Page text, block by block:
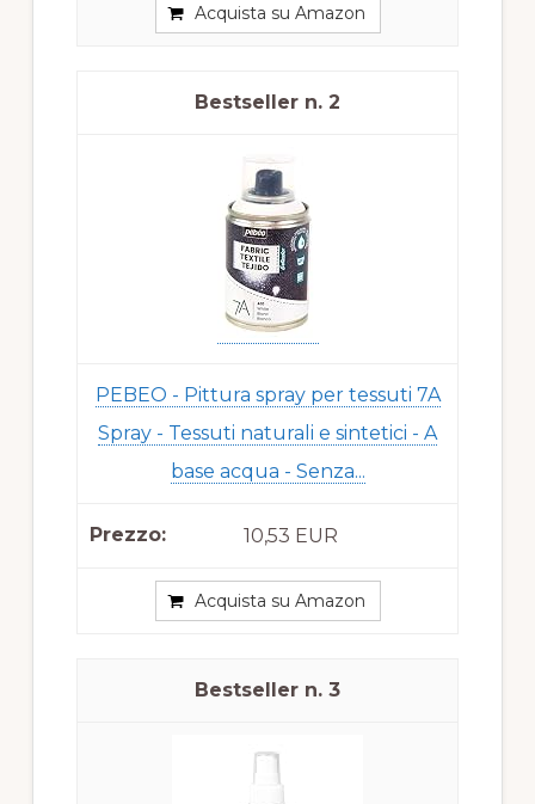
Acquista su Amazon
2
PEBEO - Pittura spray per tessuti 7A
Spray - Tessuti naturali e sintetici - A
base acqua - Senza...
10,53 EUR
Acquista su Amazon
3